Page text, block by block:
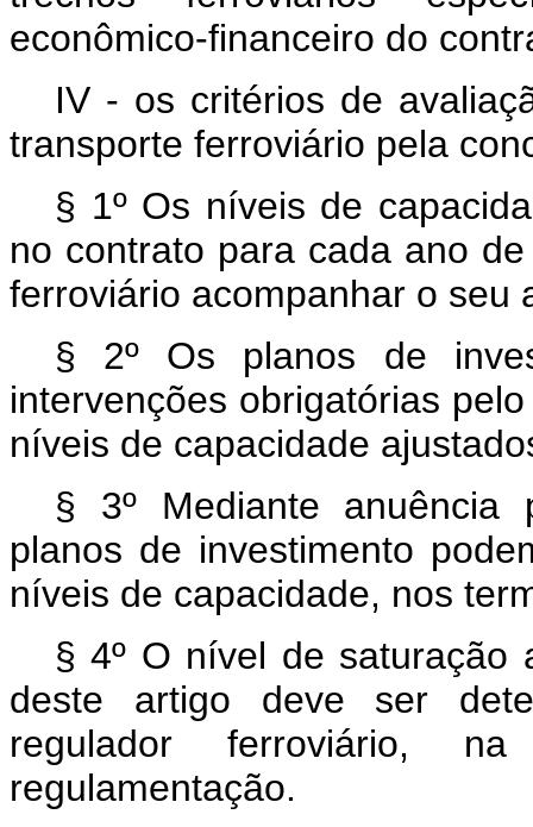
econômico-financeiro do
IV - os critérios de
transporte ferroviário pela
§ 1º Os níveis de
no contrato para cada ano
ferroviário acompanhar o seu
§ 2º Os planos de
intervenções obrigatórias
níveis de capacidade
§ 3º Mediante anuência
planos de investimento
níveis de capacidade, nos
§ 4º O nível de
deste artigo deve ser
regulador ferroviário,
regulamentação.